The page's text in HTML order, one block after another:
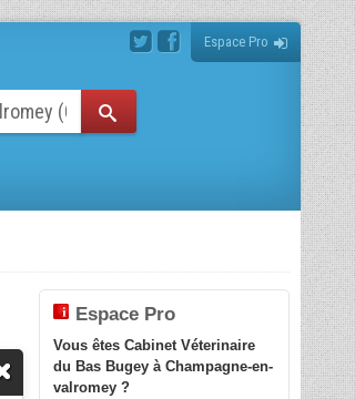
Espace Pro
Espace Pro
Vous êtes Cabinet Véterinaire
du Bas Bugey à Champagne-en-
valromey ?